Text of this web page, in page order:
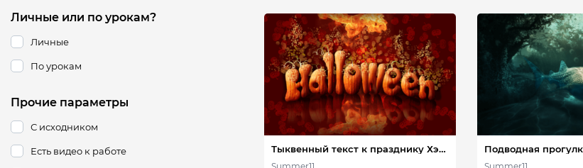
Личные или по урокам?
Личные
По урокам
Прочие параметры
С исходником
Есть видео к работе